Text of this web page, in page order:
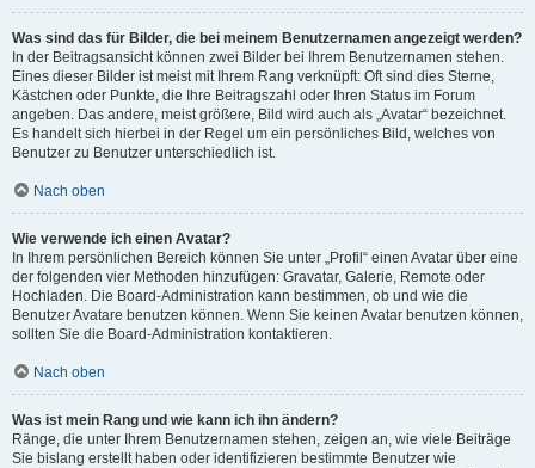
Was sind das für Bilder, die bei meinem Benutzernamen angezeigt werden?
In der Beitragsansicht können zwei Bilder bei Ihrem Benutzernamen stehen.
Eines dieser Bilder ist meist mit Ihrem Rang verknüpft: Oft sind dies Sterne,
Kästchen oder Punkte, die Ihre Beitragszahl oder Ihren Status im Forum
angeben. Das andere, meist größere, Bild wird auch als „Avatar“ bezeichnet.
Es handelt sich hierbei in der Regel um ein persönliches Bild, welches von
Benutzer zu Benutzer unterschiedlich ist.
Nach oben
Wie verwende ich einen Avatar?
In Ihrem persönlichen Bereich können Sie unter „Profil“ einen Avatar über eine
der folgenden vier Methoden hinzufügen: Gravatar, Galerie, Remote oder
Hochladen. Die Board-Administration kann bestimmen, ob und wie die
Benutzer Avatare benutzen können. Wenn Sie keinen Avatar benutzen können,
sollten Sie die Board-Administration kontaktieren.
Nach oben
Was ist mein Rang und wie kann ich ihn ändern?
Ränge, die unter Ihrem Benutzernamen stehen, zeigen an, wie viele Beiträge
Sie bislang erstellt haben oder identifizieren bestimmte Benutzer wie